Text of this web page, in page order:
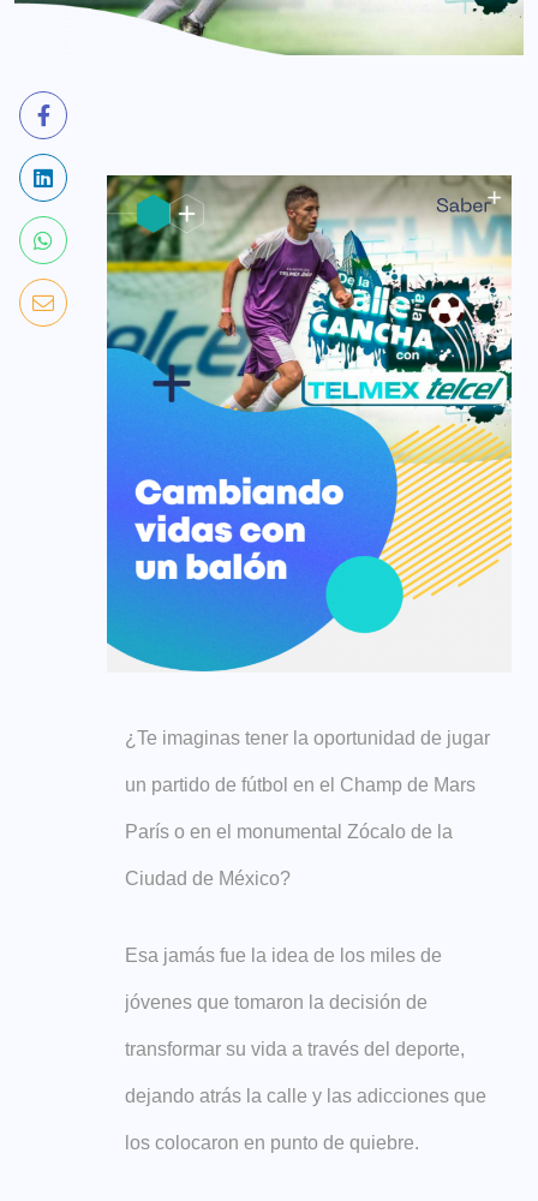
¿Te imaginas tener la oportunidad de jugar
un partido de fútbol en el Champ de Mars
París o en el monumental Zócalo de la
Ciudad de México?
Esa jamás fue la idea de los miles de
jóvenes que tomaron la decisión de
transformar su vida a través del deporte,
dejando atrás la calle y las adicciones que
los colocaron en punto de quiebre.